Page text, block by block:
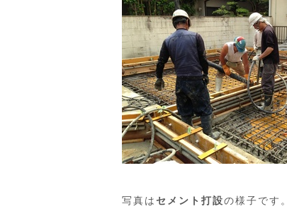
写真は セメント打設の様子です。